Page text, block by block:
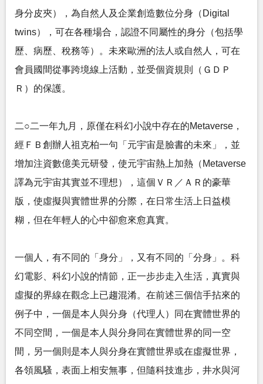
身分皮夾），為自然人及企業創造數位分身（Digital
twins），可在各種場合，認證不同屬性的身分（包括學
歷、病歷、稅務等）。未來歐洲的法人或自然人，可在
會員國間從事跨境線上活動，並受個資規則（ＧＤＰ
Ｒ）的保護。
二○二一年九月，原僅在科幻小說中存在的Metaverse，
經ＦＢ創辦人祖克柏一句「元宇宙是臉書的未來」，並
增加注資數億美元研發，使元宇宙熱上加熱（Metaverse
譯為元宇宙其實並不理想），這個ＶＲ／ＡＲ的豪華
版，使虛擬與實體世界的分際，在日常生活上日益模
糊，但在年輕人的心中卻愈來愈真實。
一個人，有不同的「身分」，又有不同的「分身」。科
幻電影、科幻小說的情節，正一步步走入生活，真實與
虛擬的界線在觀念上已趨混淆。在前述三個信手拈來的
例子中，一個是本人與分身（代理人）同在實體世界的
不同空間，一個是本人與分身同在實體世界的同一空
間，另一個則是本人與分身在實體世界或在虛擬世界，
各領風騷，表面上相安無事，但隨科技進步，井水與河